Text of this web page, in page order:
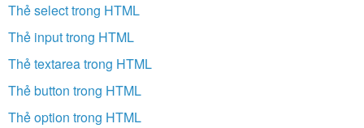
Thẻ select trong HTML
Thẻ input trong HTML
Thẻ textarea trong HTML
Thẻ button trong HTML
Thẻ option trong HTML